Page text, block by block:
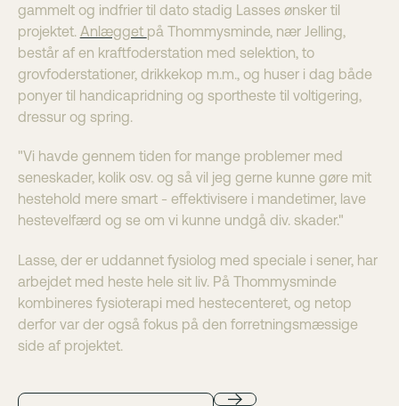
gammelt og indfrier til dato stadig Lasses ønsker til
projektet. Anlægget på Thommysminde, nær Jelling,
består af en kraftfoderstation med selektion, to
grovfoderstationer, drikkekop m.m., og huser i dag både
ponyer til handicapridning og sportheste til voltigering,
dressur og spring.
"Vi havde gennem tiden for mange problemer med
seneskader, kolik osv. og så vil jeg gerne kunne gøre mit
hestehold mere smart - effektivisere i mandetimer, lave
hestevelfærd og se om vi kunne undgå div. skader."
Lasse, der er uddannet fysiolog med speciale i sener, har
arbejdet med heste hele sit liv. På Thommysminde
kombineres fysioterapi med hestecenteret, og netop
derfor var der også fokus på den forretningsmæssige
side af projektet.